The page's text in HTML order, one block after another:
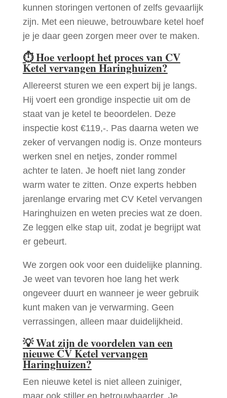
kunnen storingen vertonen of zelfs gevaarlijk
zijn. Met een nieuwe, betrouwbare ketel hoef
je je daar geen zorgen meer over te maken.
⏱Hoe verloopt het proces van CV
Ketel vervangen Haringhuizen?
Allereerst sturen we een expert bij je langs.
Hij voert een grondige inspectie uit om de
staat van je ketel te beoordelen. Deze
inspectie kost €119,-. Pas daarna weten we
zeker of vervangen nodig is. Onze monteurs
werken snel en netjes, zonder rommel
achter te laten. Je hoeft niet lang zonder
warm water te zitten. Onze experts hebben
jarenlange ervaring met CV Ketel vervangen
Haringhuizen en weten precies wat ze doen.
Ze leggen elke stap uit, zodat je begrijpt wat
er gebeurt.
We zorgen ook voor een duidelijke planning.
Je weet van tevoren hoe lang het werk
ongeveer duurt en wanneer je weer gebruik
kunt maken van je verwarming. Geen
verrassingen, alleen maar duidelijkheid.
💡Wat zijn de voordelen van een
nieuwe CV Ketel vervangen
Haringhuizen?
Een nieuwe ketel is niet alleen zuiniger,
maar ook stiller en betrouwbaarder. Je